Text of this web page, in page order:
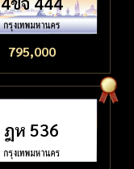
795,000
ฎห 536